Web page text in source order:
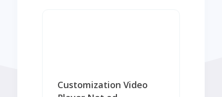
Customization Video